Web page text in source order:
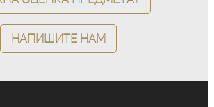
Напишите нам